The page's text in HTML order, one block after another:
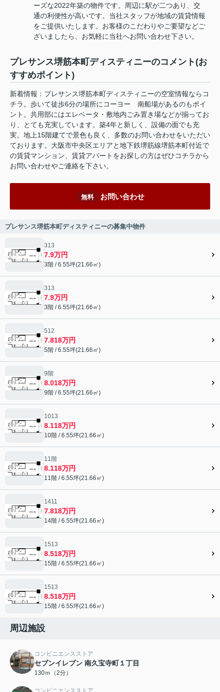
ーズな2022年築の物件です。周辺に駅が二つあり、交
通の利便性が高いです。当社スタッフが地域の賃貸情報
をご提供いたします。お客様のこだわりやご要望などご
ざいましたら、お気軽に当社へお問い合わせ下さい。
プレサンス堺筋本町ディスティニーのコメント(お
すすめポイント)
新着情報：プレサンス堺筋本町ディスティニーの空室情報ならコ
チラ。歩いて徒歩6分の場所にコーヨー 南船場があるのもポイ
ント。共用部にはエレベータ・敷地内ごみ置き場などが揃ってお
り、とても充実しています。築4年と新しく、設備の面でも充
実。地上15階建てで景色も良く、多数のお問い合わせをいただい
ております。大阪市中央区エリアと地下鉄堺筋線堺筋本町付近で
の賃貸マンション、賃貸アパートをお探しの方はぜひコチラから
お問い合わせやご連絡を下さい。
無料 お問い合わせ
プレサンス堺筋本町ディスティニーの募集中物件
313
7.9万円
3階 / 6.55坪(21.66㎡)
313
7.9万円
3階 / 6.55坪(21.66㎡)
512
7.818万円
5階 / 6.55坪(21.66㎡)
9階
8.018万円
9階 / 6.55坪(21.66㎡)
1013
8.118万円
10階 / 6.55坪(21.66㎡)
11階
8.118万円
11階 / 6.55坪(21.66㎡)
1411
7.818万円
14階 / 6.55坪(21.66㎡)
1513
8.518万円
15階 / 6.55坪(21.66㎡)
1513
8.518万円
15階 / 6.55坪(21.66㎡)
周辺施設
コンビニエンスストア
セブンイレブン 南久宝寺町１丁目
130ｍ（2分）
コンビニエンスストア